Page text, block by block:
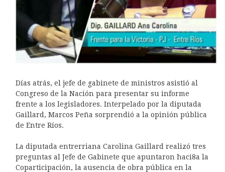
Días atrás, el jefe de gabinete de ministros asistió al
Congreso de la Nación para presentar su informe
frente a los legisladores. Interpelado por la diputada
Gaillard, Marcos Peña sorprendió a la opinión pública
de Entre Ríos.
La diputada entrerriana Carolina Gaillard realizó tres
preguntas al Jefe de Gabinete que apuntaron haci8a la
Coparticipación, la ausencia de obra pública en la